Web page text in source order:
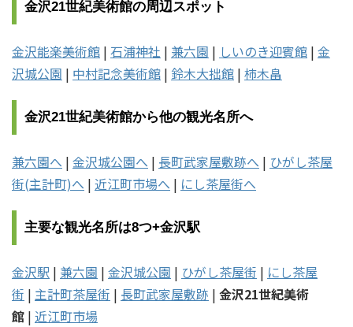
金沢21世紀美術館の周辺スポット
金沢能楽美術館 | 石浦神社 | 兼六園 | しいのき迎賓館 | 金
沢城公園 | 中村記念美術館 | 鈴木大拙館 | 柿木畠
金沢21世紀美術館から他の観光名所へ
兼六園へ | 金沢城公園へ | 長町武家屋敷跡へ | ひがし茶屋
街(主計町)へ | 近江町市場へ | にし茶屋街へ
主要な観光名所は8つ+金沢駅
金沢駅 | 兼六園 | 金沢城公園 | ひがし茶屋街 | にし茶屋
街 | 主計町茶屋街 | 長町武家屋敷跡 | 金沢21世紀美術
館 | 近江町市場